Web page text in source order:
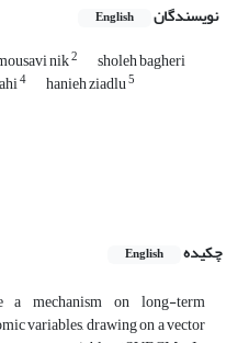
نویسندگان English
nik2 sholeh bagheri
4 hanieh ziadlu5
چکیده
English
mechanism on long-term
variables, drawing on a vector